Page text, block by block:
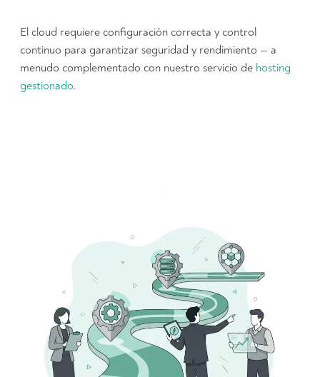
El cloud requiere configuración correcta y control
continuo para garantizar seguridad y rendimiento — a
menudo complementado con nuestro servicio de hosting
gestionado.